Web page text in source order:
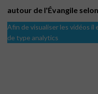
autour de l'Évangile
Afin de visualiser les vidéos
de type analytics